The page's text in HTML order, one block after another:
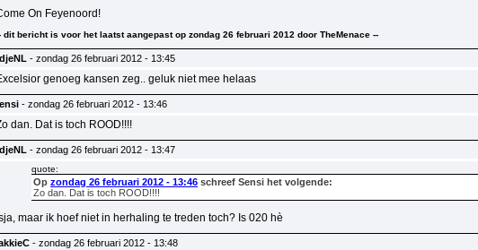
On Feyenoord!
dit bericht is voor het laatst aangepast op zondag 26 februari 2012 door TheMenace --
- zondag 26 februari 2012 - 13:45
genoeg kansen zeg.. geluk niet mee helaas
- zondag 26 februari 2012 - 13:46
dan. Dat is toch ROOD!!!!
- zondag 26 februari 2012 - 13:47
quote:
Op zondag 26 februari 2012 - 13:46 schreef Sensi het volgende:
Zo dan. Dat is toch ROOD!!!!
maar ik hoef niet in herhaling te treden toch? Is 020 hè
- zondag 26 februari 2012 - 13:48